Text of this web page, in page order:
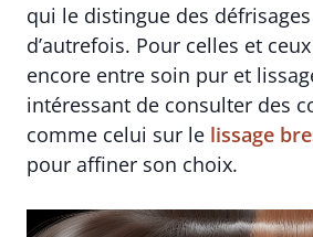
qui le distingue des
d’autrefois. Pour celles et
encore entre soin pur et
intéressant de consulter des
comme celui sur le lissage
pour affiner son choix.